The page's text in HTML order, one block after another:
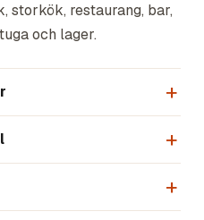
storkök, restaurang, bar,
och lager.